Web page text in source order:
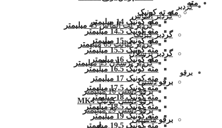
گردبر
گردبر الماس
گردبر لب الماس 45 میلیمتر
گردبر کبالت
گردبر کبالت 65 میلیمتر
گردبر پرسلان
گردبر پرسلان 45 میلیمتر
برقو
برقو دستی
برقو دستی 16 میلیمتر
برقو دستی کونیک MK4
برقو دستی 29 میلیمتر
برقو ماشینی
مته
مته ته کونیک
مته کونیک 14 میلیمتر
مته کونیک 14.5 میلیمتر
مته کونیک 15 میلیمتر
مته کونیک 15.5 میلیمتر
مته کونیک 16 میلیمتر
مته کونیک 16.5 میلیمتر
مته کونیک 17 میلیمتر
مته کونیک 17.5 میلیمتر
مته کونیک 18 میلیمتر
مته کونیک 18.5 میلیمتر
مته کونیک 19 میلیمتر
مته کونیک 19.5 میلیمتر